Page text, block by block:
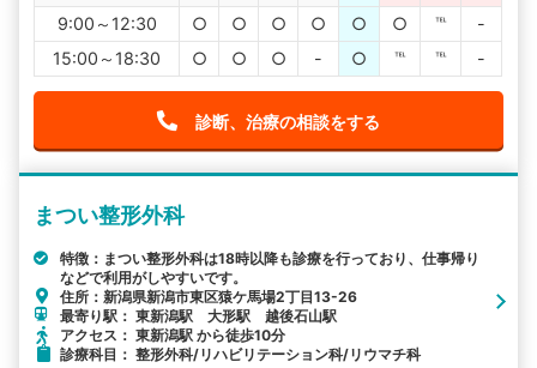
9:00～12:30
○ ○ ○ ○ ○ ○ ℡
-
15:00～18:30
○ ○ ○ - ○ ℡ ℡ -
診断、治療の相談をする
まつい整形外科
特徴：まつい整形外科は18時以降も診療を行っており、仕事帰り
などで利用がしやすいです。
住所：新潟県新潟市東区猿ケ馬場2丁目13-26
最寄り駅： 東新潟駅 大形駅 越後石山駅
アクセス： 東新潟駅 から徒歩10分
診療科目： 整形外科/リハビリテーション科/リウマチ科